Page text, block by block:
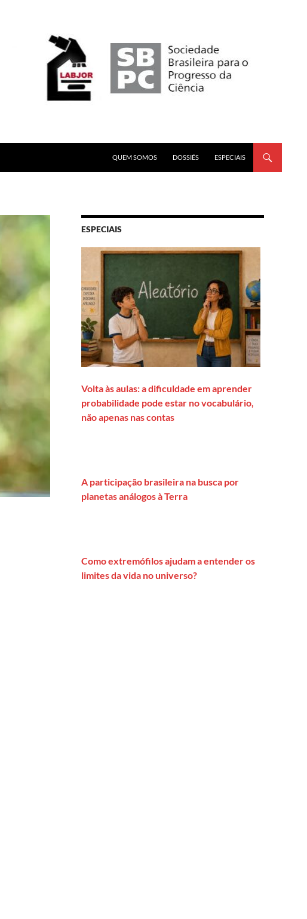
QUEM SOMOS
DOSSIÊS ESPECIAIS
ESPECIAIS
Volta às aulas: a dificuldade em aprender
probabilidade pode estar no vocabulário,
não apenas nas contas
A participação brasileira na busca por
planetas análogos à Terra
Como extremófilos ajudam a entender os
limites da vida no universo?